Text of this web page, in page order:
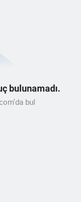
bulunamadı.
bul